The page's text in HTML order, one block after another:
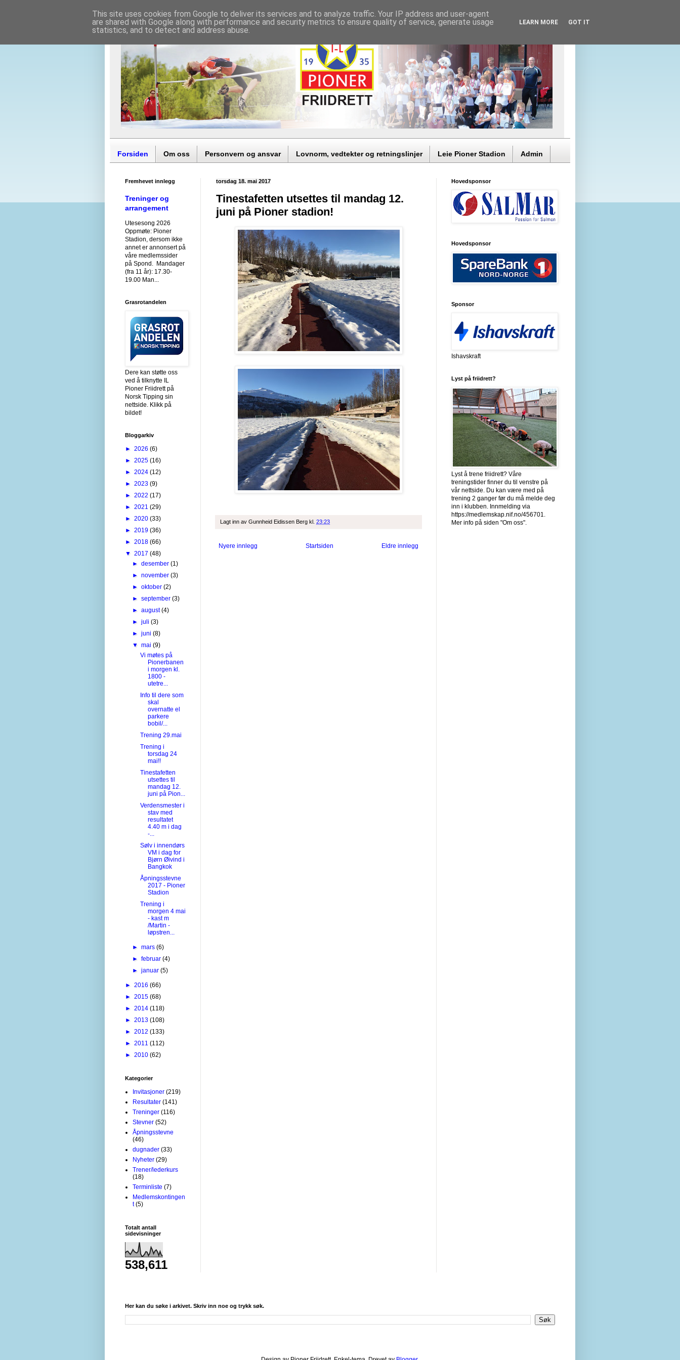
Forsiden Om oss Personvern og ansvar Lovnorm, vedtekter og retningslinjer Leie Pioner Stadion Admin
torsdag 18. mai 2017
Tinestafetten utsettes til mandag 12.
juni på Pioner stadion!
Lagt inn av Gunnheid Eidissen Berg kl. 23:23
Nyere innlegg Eldre innlegg
Startsiden
Fremhevet innlegg
Treninger og
arrangement
Utesesong 2026
Oppmøte: Pioner
Stadion, dersom ikke
annet er annonsert på
våre medlemssider
på Spond. Mandager
(fra 11 år): 17.30-
19.00 Man...
Grasrotandelen
Dere kan støtte oss
ved å tilknytte IL
Pioner Friidrett på
Norsk Tipping sin
nettside. Klikk på
bildet!
Bloggarkiv
► 2026 (6)
► 2025 (16)
► 2024 (12)
► 2023 (9)
► 2022 (17)
► 2021 (29)
► 2020 (33)
► 2019 (36)
► 2018 (66)
▼ 2017 (48)
►desember(1)
►november(3)
►oktober(2)
►september(3)
►august(4)
►juli(3)
►juni(8)
▼mai(9)
Vi møtes på
Pionerbanen
i morgen kl.
1800 -
utetre...
Info til dere som
skal
overnatte el
parkere
bobil/...
Trening 29.mai
Trening i
torsdag 24
mai!!
Tinestafetten
utsettes til
mandag 12.
juni på Pion...
Verdensmester i
stav med
resultatet
4.40 m i dag
-...
Sølv i innendørs
VM i dag for
Bjørn Øivind i
Bangkok
Åpningsstevne
2017 - Pioner
Stadion
Trening i
morgen 4 mai
- kast m
/Martin -
løpstren...
►mars(6)
►februar(4)
►januar(5)
► 2016 (66)
► 2015 (68)
► 2014 (118)
► 2013 (108)
► 2012 (133)
► 2011 (112)
► 2010 (62)
Kategorier
Invitasjoner (219)
Resultater (141)
Treninger (116)
Stevner (52)
Åpningsstevne
(46)
dugnader (33)
Nyheter (29)
Trener/lederkurs
(18)
Terminliste (7)
Medlemskontingen
t (5)
Totalt antall
sidevisninger
538,611
Hovedsponsor
Hovedsponsor
Sponsor
Ishavskraft
Lyst på friidrett?
Lyst å trene friidrett? Våre
treningstider finner du til venstre på
vår nettside. Du kan være med på
trening 2 ganger før du må melde deg
inn i klubben. Innmelding via
https://medlemskap.nif.no/456701.
Mer info på siden "Om oss".
Her kan du søke i arkivet. Skriv inn noe og trykk søk.
This site uses cookies from Google to deliver its services and to analyze traffic. Your IP address and user-agent
are shared with Google along with performance and security metrics to ensure quality of service, generate usage
statistics, and to detect and address abuse.
LEARN MORE GOT IT